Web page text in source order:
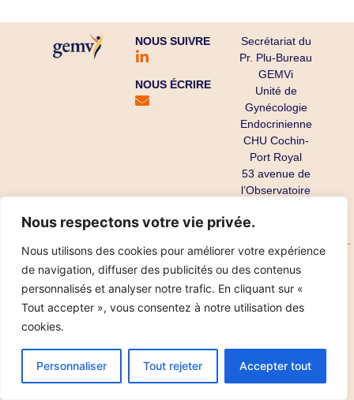
Nous respectons votre vie privée.
Nous utilisons des cookies pour améliorer votre expérience
de navigation, diffuser des publicités ou des contenus
personnalisés et analyser notre trafic. En cliquant sur «
Tout accepter », vous consentez à notre utilisation des
cookies.
Personnaliser Tout rejeter Accepter tout
NOUS SUIVRE
NOUS ÉCRIRE
Secrétariat du
Pr. Plu-Bureau
GEMVi
Unité de
Gynécologie
Endocrinienne
CHU Cochin-
Port Royal
53 avenue de
l’Observatoire
Cedex 14
2025
Mentions légales
Réalisation IPT